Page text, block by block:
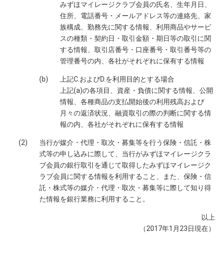
みずほマイレージクラブ会員の氏名、生年月日、
住所、電話番号・メールアドレス等の連絡先、家
族構成、勤務先に関する情報、利用商品やサービ
スの種類・契約日・取引金額・期日等の取引に関
する情報、取引店番号・口座番号・取引番号等の
管理番号の内、各社がそれぞれに保有する情報
(b)
上記C.およびD.を利用目的とする場合
上記(a)の各項目、資産・負債に関する情報、公開
情報、各種商品の支払開始後の利用残高および
月々の返済状況、融資取引の際の判断に関する情
報の内、各社がそれぞれに保有する情報
(2)
当行が媒介・代理・取次・募集等を行う保険・信託・株
式等の申し込みに際して、当行がみずほマイレージクラ
ブ会員の銀行取引を通じて取得したみずほマイレージク
ラブ会員に関する情報を利用すること、また、保険・信
託・株式等の媒介・代理・取次・募集等に際して知り得
た情報を銀行業務に利用すること。
以上
（2017年1月23日現在）